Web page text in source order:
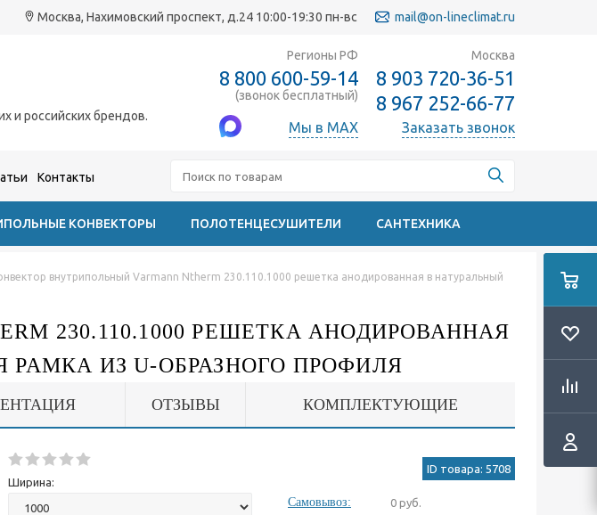
Москва, Нахимовский проспект, д.24 10:00-19:30 пн-вс mail@on-lineclimat.ru
и российских брендов.
Регионы РФ
8 800 600-59-14
(звонок бесплатный)
Мы в MAX
Москва
8 903 720-36-51
8 967 252-66-77
Заказать звонок
Контакты
КОНВЕКТОРЫ ПОЛОТЕНЦЕСУШИТЕЛИ САНТЕХНИКА
внутрипольный Varmann Ntherm 230.110.1000 решетка анодированная в натуральный
230.110.1000 РЕШЕТКА АНОДИРОВАННАЯ
ИЗ U-ОБРАЗНОГО ПРОФИЛЯ
ОТЗЫВЫ КОМПЛЕКТУЮЩИЕ
Ширина:
ID товара: 5708
Самовывоз: 0 руб.